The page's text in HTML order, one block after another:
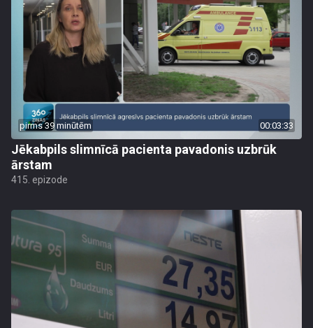
pirms 39 minūtēm 00:03:33
Jēkabpils slimnīcā pacienta pavadonis uzbrūk
ārstam
415. epizode